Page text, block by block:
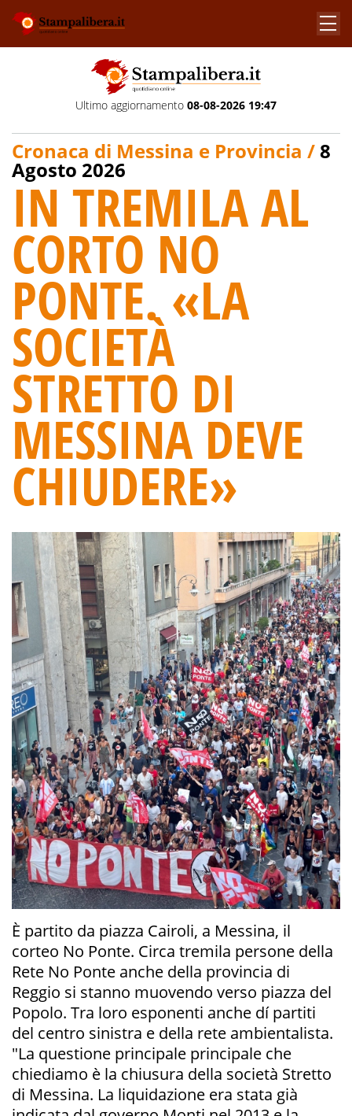
Ultimo aggiornamento 08-08-2026 19:47
Cronaca di Messina e Provincia /8
Agosto 2026
IN TREMILA AL
CORTO NO
PONTE. «LA
SOCIETÀ
STRETTO DI
MESSINA DEVE
CHIUDERE»
È partito da piazza Cairoli, a Messina, il
corteo No Ponte. Circa tremila persone della
Rete No Ponte anche della provincia di
Reggio si stanno muovendo verso piazza del
Popolo. Tra loro esponenti anche dí partiti
del centro sinistra e della rete ambientalista.
"La questione principale principale che
chiediamo è la chiusura della società Stretto
di Messina. La liquidazione era stata già